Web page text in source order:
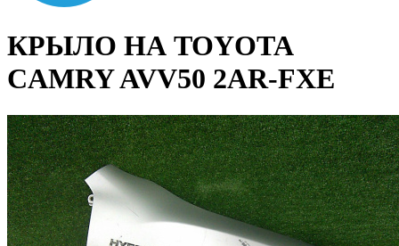
КРЫЛО НА TOYOTA
CAMRY AVV50 2AR-FXE